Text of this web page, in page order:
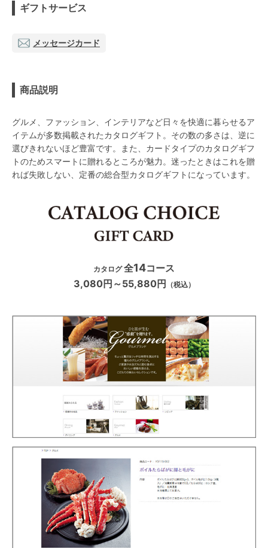
ギフトサービス
メッセージカード
商品説明
グルメ、ファッション、インテリアなど日々を快適に暮らせるア
イテムが多数掲載されたカタログギフト。その数の多さは、逆に
選びきれないほど豊富です。また、カードタイプのカタログギフ
トのためスマートに贈れるところが魅力。迷ったときはこれを贈
れば失敗しない、定番の総合型カタログギフトになっています。
カタログ全14コース
3,080円～55,880円
（税込）